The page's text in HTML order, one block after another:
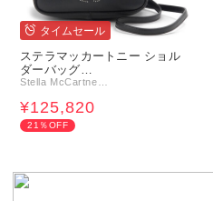
タイムセール
ステラマッカートニー ショル
ダーバッグ…
Stella McCartne…
¥125,820
21％OFF